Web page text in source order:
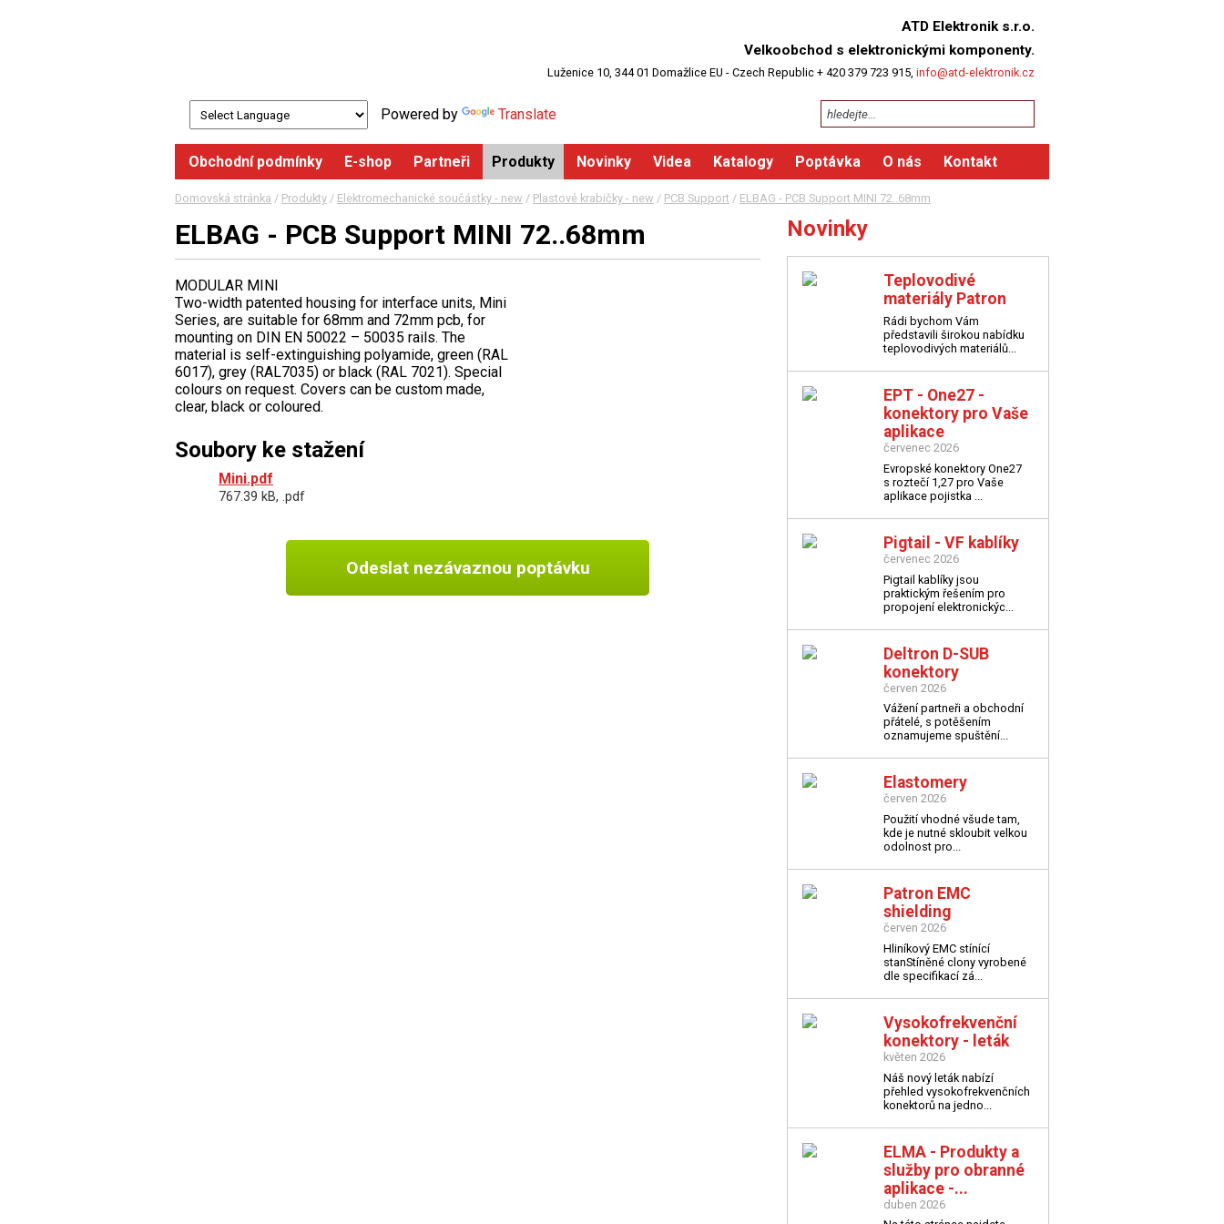
ATD Elektronik s.r.o.
Velkoobchod s elektronickými komponenty.
Luženice 10, 344 01 Domažlice EU - Czech Republic + 420 379 723 915, info@atd-elektronik.cz
Powered by Translate
Obchodní podmínky E-shop Partneři Produkty Novinky Videa Katalogy Poptávka O nás Kontakt
Domovská stránka / Produkty / Elektromechanické součástky - new / Plastové krabičky - new / PCB Support / ELBAG - PCB Support MINI 72..68mm
ELBAG - PCB Support MINI 72..68mm
MODULAR MINI
Two-width patented housing for interface units, Mini
Series, are suitable for 68mm and 72mm pcb, for
mounting on DIN EN 50022 – 50035 rails. The
material is self-extinguishing polyamide, green (RAL
6017), grey (RAL7035) or black (RAL 7021). Special
colours on request. Covers can be custom made,
clear, black or coloured.
Soubory ke stažení
Mini.pdf
767.39 kB, .pdf
Odeslat nezávaznou poptávku
Novinky
Teplovodivé
materiály Patron
Rádi bychom Vám
představili širokou nabídku
teplovodivých materiálů...
EPT - One27 -
konektory pro Vaše
aplikace
červenec 2026
Evropské konektory One27
s roztečí 1,27 pro Vaše
aplikace pojistka ...
Pigtail - VF kablíky
červenec 2026
Pigtail kablíky jsou
praktickým řešením pro
propojení elektronickýc...
Deltron D-SUB
konektory
červen 2026
Vážení partneři a obchodní
přátelé, s potěšením
oznamujeme spuštění...
Elastomery
červen 2026
Použití vhodné všude tam,
kde je nutné skloubit velkou
odolnost pro...
Patron EMC
shielding
červen 2026
Hliníkový EMC stínící
stanStíněné clony vyrobené
dle specifikací zá...
Vysokofrekvenční
konektory - leták
květen 2026
Náš nový leták nabízí
přehled vysokofrekvenčních
konektorů na jedno...
ELMA - Produkty a
služby pro obranné
aplikace -...
duben 2026